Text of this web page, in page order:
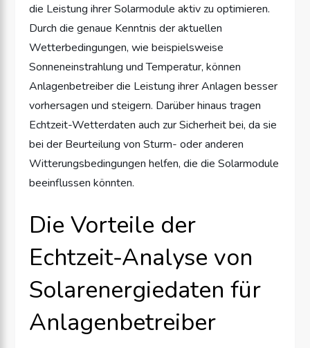
die Leistung ihrer Solarmodule aktiv zu optimieren.
Durch die genaue Kenntnis der aktuellen
Wetterbedingungen, wie beispielsweise
Sonneneinstrahlung und Temperatur, können
Anlagenbetreiber die Leistung ihrer Anlagen besser
vorhersagen und steigern. Darüber hinaus tragen
Echtzeit-Wetterdaten auch zur Sicherheit bei, da sie
bei der Beurteilung von Sturm- oder anderen
Witterungsbedingungen helfen, die die Solarmodule
beeinflussen könnten.
Die Vorteile der
Echtzeit-Analyse von
Solarenergiedaten für
Anlagenbetreiber